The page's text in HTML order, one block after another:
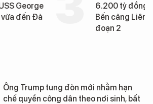
Đà
6.200 tỷ đồng xây
Bến cảng Liên Chiểu
đoạn 2
Ông Trump tung đòn mới nhằm hạn
chế quyền công dân theo nơi sinh, bất